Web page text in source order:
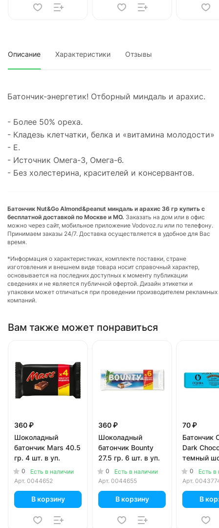
Описание Характеристики Отзывы
Батончик-энергетик! Отборный миндаль и арахис.
- Более 50% ореха.
- Кладезь клетчатки, белка и «витамина молодости»
- Е.
- Источник Омега-3, Омега-6.
- Без холестерина, красителей и консервантов.
Батончик Nut&Go Almond&peanut миндаль и арахис 36 гр купить с
бесплатной доставкой по Москве и МО. Заказать на дом или в офис
можно через сайт, мобильное приложение Vodovoz.ru или по телефону.
Принимаем заказы 24/7. Доставка осуществляется в удобное для Вас
время.
*Информация о характеристиках, комплекте поставки, стране
изготовления и внешнем виде товара носит справочный характер,
основывается на последних доступных к моменту публикации
сведениях и не является публичной офертой. Дизайн этикетки и
упаковки может отличаться при проведении производителем рекламных
компаний.
Вам также может понравиться
360 ₽
Шоколадный
батончик Mars 40.5
гр. 4 шт. в уп.
0
Есть в наличии
Арт. 0044652
В корзину
360 ₽
Шоколадный
батончик Bounty
27.5 гр. 6 шт. в уп.
0
Есть в наличии
Арт. 0044655
В корзину
70 ₽
Батончик
Dark
темный
начинкой
0
Есть в
Арт.
В